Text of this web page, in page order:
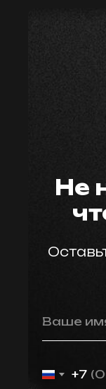
Не
Ваше
+7